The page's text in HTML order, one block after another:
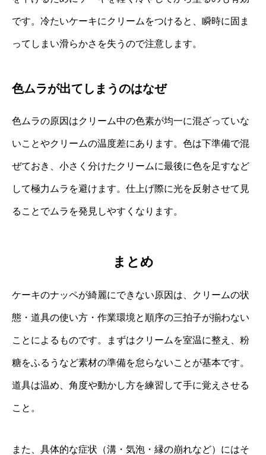
です。冷たいケーキにクリームをつけると、瞬時に固ま
ってしまい滑らかさを失うので注意します。
色ムラが出てしまうのはなぜ
色ムラの原因はクリーム中の色素が均一に混ざっていな
いことやクリームの温度差にあります。色は下準備で混
ぜておき、小さく分けたクリームに最後に色を足すなど
して極力ムラを避けます。仕上げ際に光を反射させて見
ることでムラを発見しやすくなります。
まとめ
ケーキのナッペが綺麗にできない原因は、クリームの状
態・道具の使い方・作業環境と順序の三拍子が揃わない
ことによるものです。まずはクリームを室温に整え、粉
糖をふるうなど素材の準備を怠らないことが基本です。
道具は温め、角度や動かし方を練習して手に覚えさせる
こと。
また、具体的な症状（溝・気泡・縁の崩れなど）にはそ